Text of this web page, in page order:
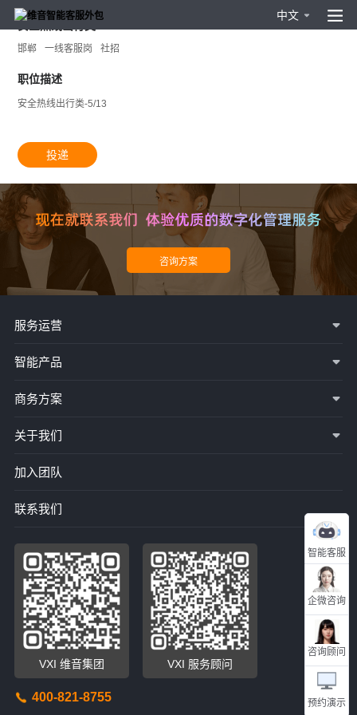
中文
邯郸 一线客服岗 社招
职位描述
安全热线出行类-5/13
投递
智能客服
企微咨询
咨询顾问
预约演示
服务运营
智能产品
商务方案
关于我们
加入团队
联系我们
VXI 维音集团 VXI 服务顾问
400-821-8755